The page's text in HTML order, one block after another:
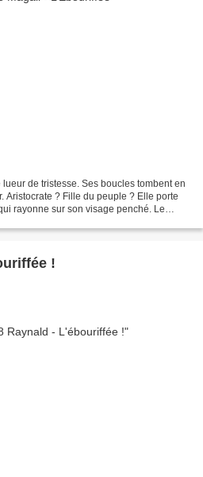
de tristesse. Ses boucles tombent en
Aristocrate ? Fille du peuple ? Elle porte
rayonne sur son visage penché. Le
!